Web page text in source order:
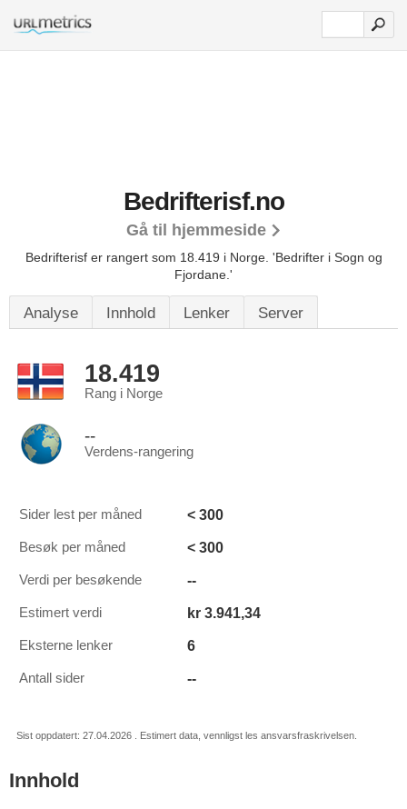
Bedrifterisf.no
Gå til hjemmeside
Bedrifterisf er rangert som 18.419 i Norge. 'Bedrifter i Sogn og
Fjordane.'
Analyse Innhold Lenker Server
18.419
Rang i Norge
--
Verdens-rangering
Sider lest per måned < 300
Besøk per måned < 300
Verdi per besøkende --
Estimert verdi kr 3.941,34
Eksterne lenker 6
Antall sider --
Sist oppdatert: 27.04.2026 . Estimert data, vennligst les ansvarsfraskrivelsen.
Innhold